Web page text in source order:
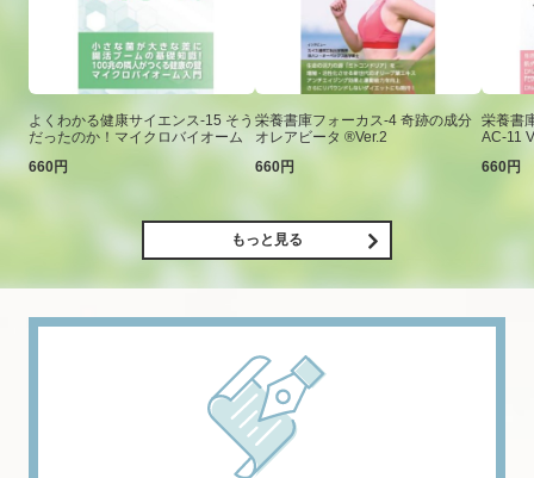
よくわかる健康サイエンス-15 そう
だったのか！マイクロバイオーム
660円
栄養書庫フォーカス-4 奇跡の成分
オレアビータ ®Ver.2
660円
栄養書
AC-11
660円
もっと見る